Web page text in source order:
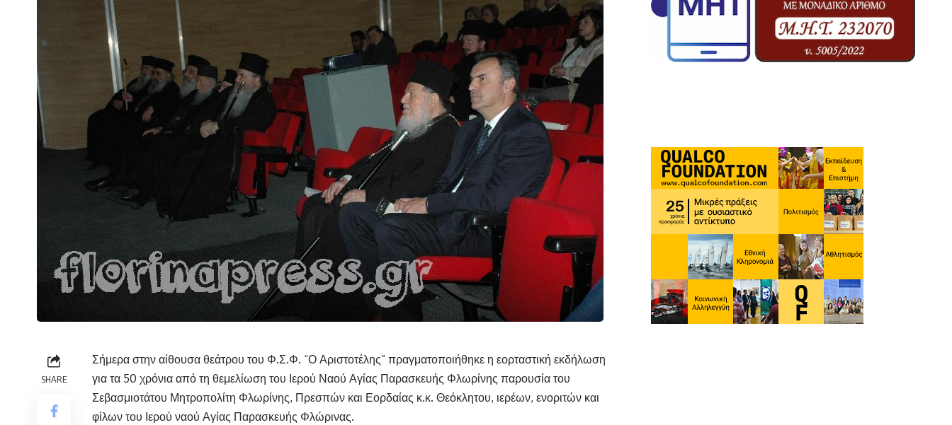
SHARE
Σήμερα στην αίθουσα θεάτρου του Φ.Σ.Φ. “Ο Αριστοτέλης” πραγματοποιήθηκε η εορταστική εκδήλωση
για τα 50 χρόνια από τη θεμελίωση του Ιερού Ναού Αγίας Παρασκευής Φλωρίνης παρουσία του
Σεβασμιοτάτου Μητροπολίτη Φλωρίνης, Πρεσπών και Εορδαίας κ.κ. Θεόκλητου, ιερέων, ενοριτών και
φίλων του Ιερού ναού Αγίας Παρασκευής Φλώρινας.